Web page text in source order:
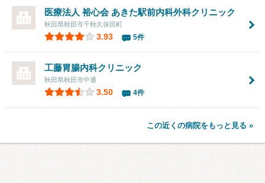
医療法人 裕心会 あきた駅前内科外科クリニック
秋田県秋田市千秋久保田町
3.93 5件
工藤胃腸内科クリニック
秋田県秋田市中通
3.50 4件
この近くの病院をもっと見る »